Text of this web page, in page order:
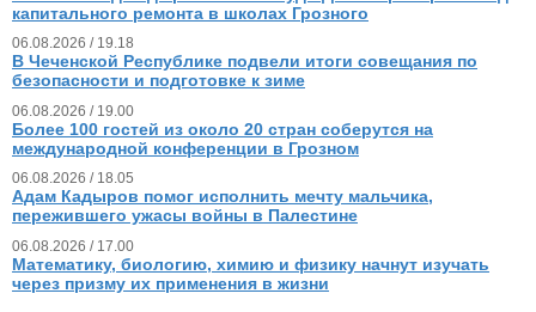
капитального ремонта в школах Грозного
06.08.2026 / 19.18
В Чеченской Республике подвели итоги совещания по
безопасности и подготовке к зиме
06.08.2026 / 19.00
Более 100 гостей из около 20 стран соберутся на
международной конференции в Грозном
06.08.2026 / 18.05
Адам Кадыров помог исполнить мечту мальчика,
пережившего ужасы войны в Палестине
06.08.2026 / 17.00
Математику, биологию, химию и физику начнут изучать
через призму их применения в жизни